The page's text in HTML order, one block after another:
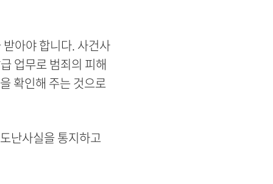
받아야 합니다. 사건사
업무로 범죄의 피해
확인해 주는 것으로
난사실을 통지하고